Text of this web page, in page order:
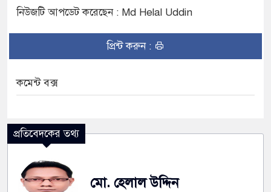
নিউজটি আপডেট করেছেন : Md Helal Uddin
প্রিন্ট করুন :
কমেন্ট বক্স
প্রতিবেদকের তথ্য
মো. হেলাল উদ্দিন